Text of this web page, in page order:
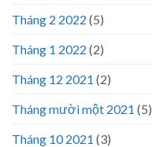
Tháng 2 2022 (5)
Tháng 1 2022 (2)
Tháng 12 2021 (2)
Tháng mười một 2021 (5)
Tháng 10 2021 (3)